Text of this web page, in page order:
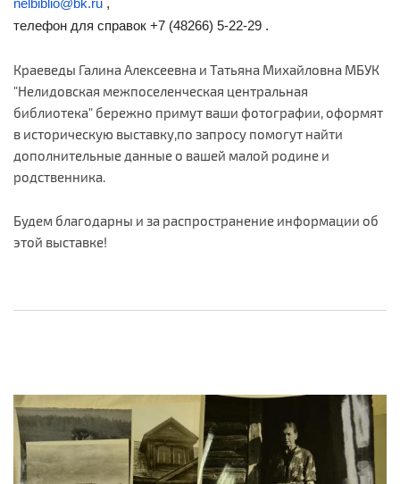
nelbiblio@bk.ru ,
телефон для справок +7 (48266) 5-22-29 .
Краеведы Галина Алексеевна и Татьяна Михайловна МБУК
"Нелидовская межпоселенческая центральная
библиотека" бережно примут ваши фотографии, оформят
в историческую выставку,по запросу помогут найти
дополнительные данные о вашей малой родине и
родственника.
Будем благодарны и за распространение информации об
этой выставке!